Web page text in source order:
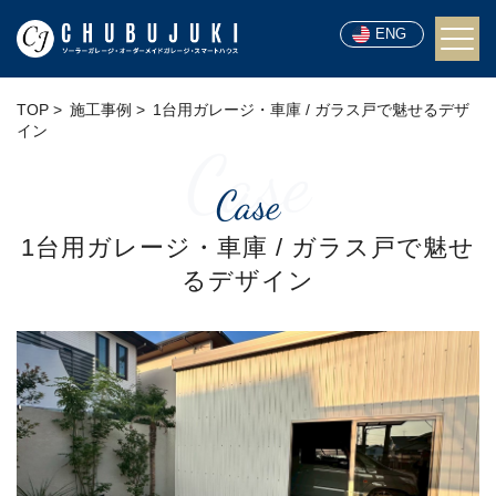
ENG
TOP 施工事例
1台用ガレージ・車庫 / ガラス戸で魅せるデザ
イン
Case
Case
1台用ガレージ・車庫 / ガラス戸で魅せ
るデザイン